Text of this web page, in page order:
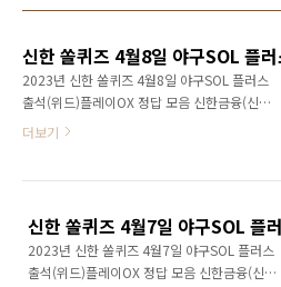
2023년 신한 쏠퀴즈 4월8일 야구SOL 플러스
출석(위드)플레이OX 정답 모음 신한금융(신한
카드, 신한은행) 쏠야구 쏠퀴즈, OX퀴즈, 출석퀴
더보기
2023년 신한 쏠퀴즈 4월7일 야구SOL 플러스
출석(위드)플레이OX 정답 모음 신한금융(신한